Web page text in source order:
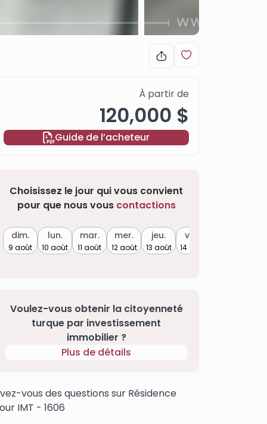
À partir de
120,000 $
Guide de l’acheteur
Choisissez le jour qui vous convient
pour que nous vous contactions
dim.
9 août
lun.
10 août
mar.
11 août
mer.
12 août
jeu.
13 août
ven.
14 août
Voulez-vous obtenir la citoyenneté
turque par investissement
immobilier ?
Plus de détails
vous des questions sur Résidence
IMT - 1606